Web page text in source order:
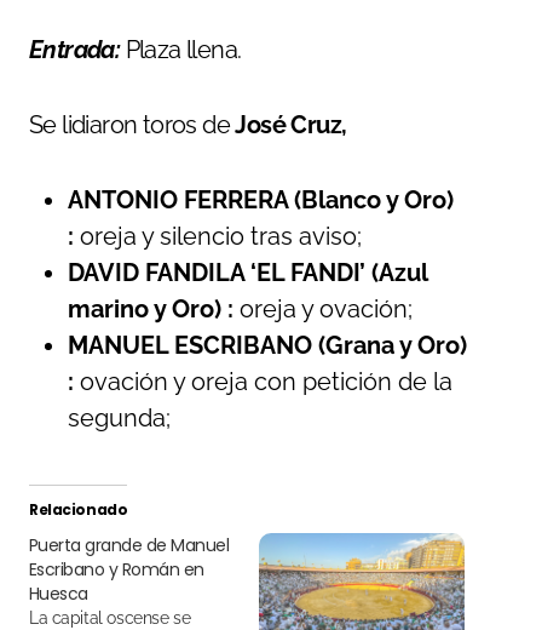
Entrada: Plaza llena.
Se lidiaron toros deJosé Cruz,
ANTONIO FERRERA (Blanco y Oro)
: oreja y silencio tras aviso;
DAVID FANDILA ‘EL FANDI’ (Azul
marino y Oro) : oreja y ovación;
MANUEL ESCRIBANO (Grana y Oro)
: ovación y oreja con petición de la
segunda;
Relacionado
Puerta grande de Manuel
Escribano y Román en
Huesca